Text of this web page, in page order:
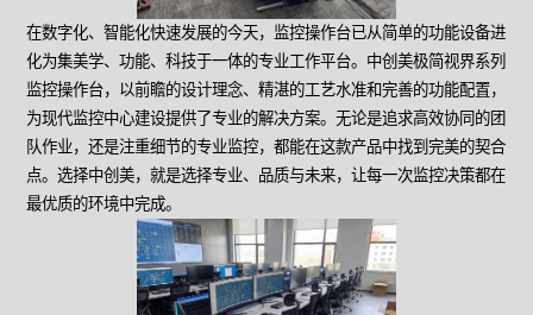
在数字化、智能化快速发展的今天，监控操作台已从简单的功能设备进
化为集美学、功能、科技于一体的专业工作平台。中创美极简视界系列
监控操作台，以前瞻的设计理念、精湛的工艺水准和完善的功能配置，
为现代监控中心建设提供了专业的解决方案。无论是追求高效协同的团
队作业，还是注重细节的专业监控，都能在这款产品中找到完美的契合
点。选择中创美，就是选择专业、品质与未来，让每一次监控决策都在
最优质的环境中完成。